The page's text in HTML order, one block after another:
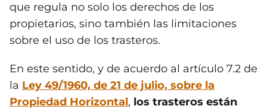
que regula no solo los derechos de los
propietarios, sino también las limitaciones
sobre el uso de los trasteros.
En este sentido, y de acuerdo al artículo 7.2 de
la Ley 49/1960, de 21 de julio, sobre la
Propiedad Horizontal, los trasteros están